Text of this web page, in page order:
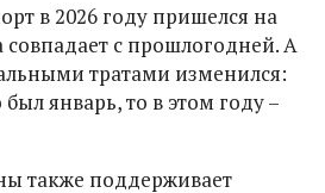
в 2026 году пришелся на
с прошлогодней. А
тратами изменился:
был январь, то в этом году –
также поддерживает